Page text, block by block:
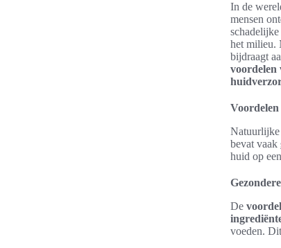
In de
mensen
het milieu.
bijdraagt
voordelen
Natuurlijke
bevat vaak
huid op
De
voeden.